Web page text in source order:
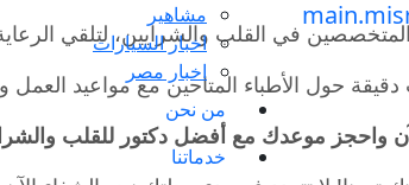
مشاهير
اخبار السيارات
اخبار مصر
من نحن
خدماتنا
في القلب والشرايين، لتلقي
حول الأطباء المتاحين مع مواعيد
واحجز موعدك مع أفضل دكتور للقلب